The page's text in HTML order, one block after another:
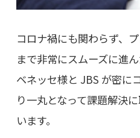
コロナ禍にも関わらず、
まで非常にスムーズに進
ベネッセ様と JBS が密に
り一丸となって課題解決
います。